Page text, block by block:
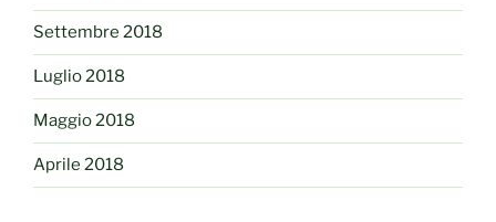
Settembre 2018
Luglio 2018
Maggio 2018
Aprile 2018